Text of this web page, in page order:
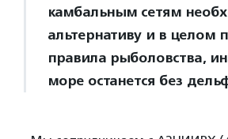
камбальным сетям
альтернативу и в целом
правила рыболовства,
море останется без